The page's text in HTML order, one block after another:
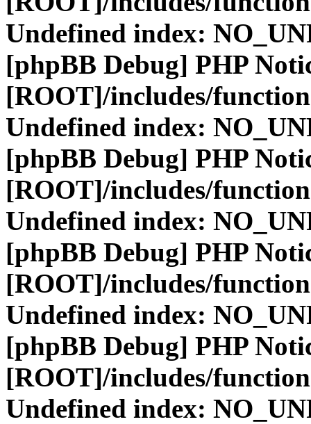
Undefined index:
[phpBB Debug] PHP
[ROOT]/includes/
Undefined index:
[phpBB Debug] PHP
[ROOT]/includes/
Undefined index:
[phpBB Debug] PHP
[ROOT]/includes/
Undefined index:
[phpBB Debug] PHP
[ROOT]/includes/
Undefined index: